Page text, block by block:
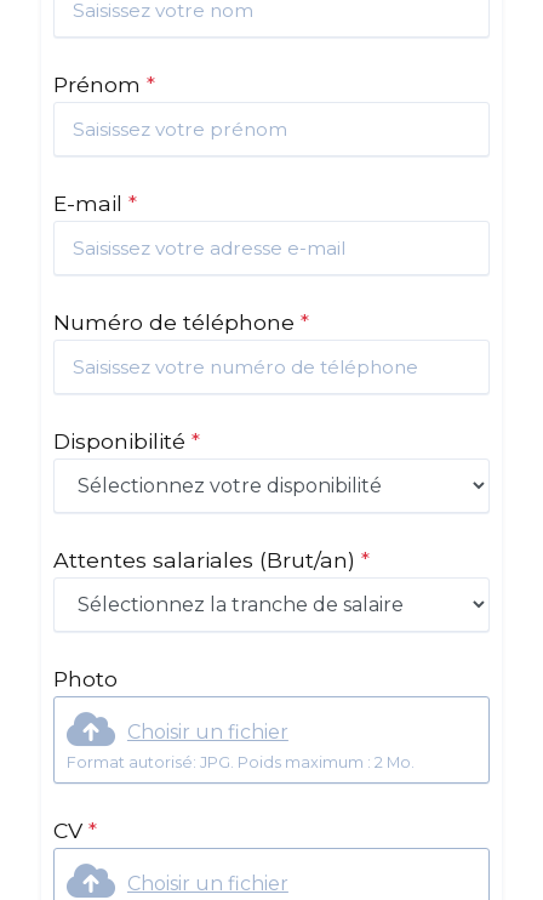
Prénom *
E-mail *
Numéro de téléphone *
Disponibilité *
Attentes salariales (Brut/an) *
Photo
Choisir un fichier
Format autorisé: JPG. Poids maximum : 2 Mo.
CV *
Choisir un fichier